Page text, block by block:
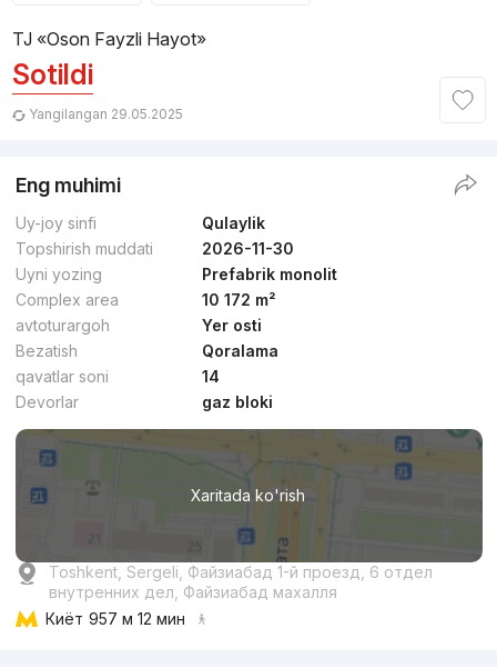
TJ «Smart Town»
dan10.6 mln сўм /m²
Topshirilishi 2kv 2027 ,Centro group
TJ «Favorit Residence»
TJ «Oson Fayzli Hayot»
Sotildi
Yangilangan 29.05.2025
Eng muhimi
Uy-joy sinfi
Qulaylik
Topshirish muddati
2026-11-30
Uyni yozing
Prefabrik monolit
Complex area
10 172 m²
avtoturargoh
Yer osti
Bezatish
Qoralama
qavatlar soni
14
Devorlar
gaz bloki
Xaritada ko'rish
Toshkent, Sergeli, Файзиабад 1-й проезд, 6 отдел
внутренних дел, Файзиабад махалля
Киёт 957 м 12 мин